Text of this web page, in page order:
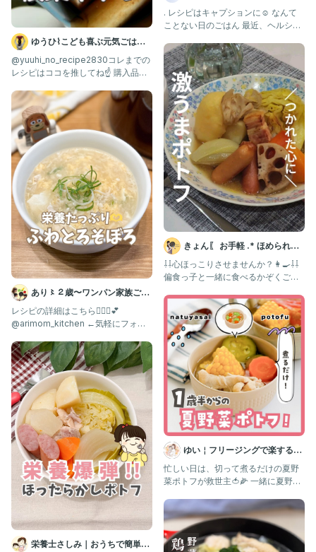
#おうちごはん #おうちごはんlover #おうちカフェ #家庭料理 #
簡単ごはん #簡単レシピ #料理記録 #家族ごはん #料理好きな人と
繋がりたい #献立日記 #和食ごはん #晩ごはん #夕飯のおかず #フ
ーディーテーブル #てづくりごはん365 #料理勉強中 #料理上手に
なりたい #フーディストモニター #群馬県産ちぢみほうれん草 #
ポトフ
ゆうひ⌇こども喜ぶ元気ごはん
🍳
@yuuhi_no_recipe2830コレまでの
レシピはココを推してね☝️ 購入品は
あり〻２歳〜ワンパン家族ごは
ん🍳台所育児
レシピの詳細はこちら💁🏻‍♀️💕
@arimom_kitchen ←気軽にフォロ
栄養士さしみ｜おうちで簡単給
ん
. レシピはキャプションに☺️ なんて
ことない日のごはん 最近、ヘルシー
きょん〖 お手軽 .* ほめられレ
シピ 〗
⇩⇩心ほっこりさせませんか？👩‍🍳⇩⇩⁡
偏食っ子と一緒に食べるかぞくごは
ゆい￤フリージングで楽する離
乳食 幼児食 | 簡単作りおき
忙しい日は、切って煮るだけの夏野
菜ポトフが救世主🍅🌽 一緒に夏野菜